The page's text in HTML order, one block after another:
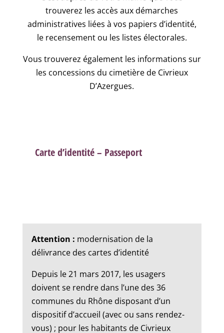
trouverez les accès aux démarches
administratives liées à vos papiers d’identité,
le recensement ou les listes électorales.
Vous trouverez également les informations sur
les concessions du cimetière de Civrieux
D’Azergues.
Carte d’identité – Passeport
Attention : modernisation de la
délivrance des cartes d’identité
Depuis le 21 mars 2017, les usagers
doivent se rendre dans l’une des 36
communes du Rhône disposant d’un
dispositif d’accueil (avec ou sans rendez-
vous) ; pour les habitants de Civrieux